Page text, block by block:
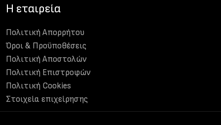
H εταιρεία
Πολιτική Απορρήτου
Όροι & Προϋποθέσεις
Πολιτική Αποστολών
Πολιτική Επιστροφών
Πολιτική Cookies
Στοιχεία επιχείρησης